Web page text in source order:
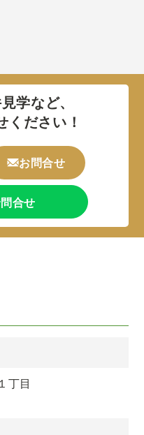
学など、
ください！
お問合せ
合せ
丁目